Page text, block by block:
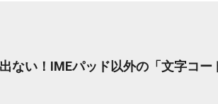
ない！IMEパッド以外の「文字コー